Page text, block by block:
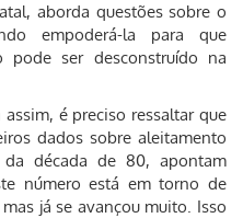
aborda questões sobre o
empoderá-la para que
pode ser desconstruído na
é preciso ressaltar que
dados sobre aleitamento
década de 80, apontam
número está em torno de
já se avançou muito. Isso